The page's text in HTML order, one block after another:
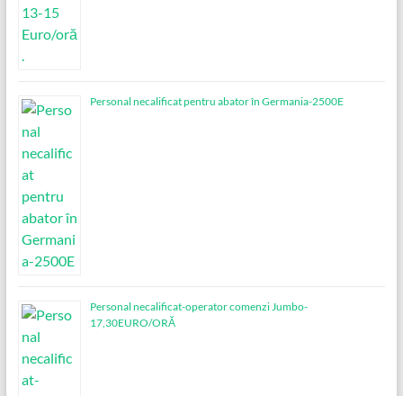
Personal necalificat pentru abator în Germania-2500E
Personal necalificat-operator comenzi Jumbo-
17,30EURO/ORĂ